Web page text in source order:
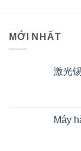
MỚI NHẤT
激光
Máy